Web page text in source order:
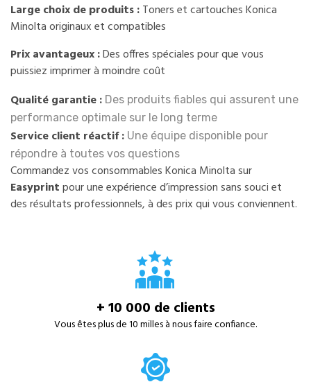
Large choix de produits :Toners et cartouches Konica
Minolta originaux et compatibles
Prix avantageux :Des offres spéciales pour que vous
puissiez imprimer à moindre coût
Qualité garantie : Des produits fiables qui assurent une
performance optimale sur le long terme
Service client réactif : Une équipe disponible pour
répondre à toutes vos questions
Commandez vos consommables Konica Minolta sur
Easyprintpour une expérience d’impression sans souci et
des résultats professionnels, à des prix qui vous conviennent.
+ 10 000 de clients
Vous êtes plus de 10 milles à nous faire confiance.